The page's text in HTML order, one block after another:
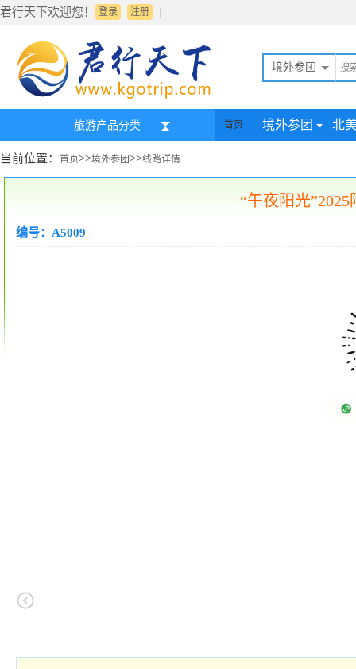
君行天下欢迎您！ 登录 |
注册
境外参团
旅游产品分类 首页 境外参团 北
当前位置： 首页>>境外参团>>线路详情
“午夜阳光
编号：A5009